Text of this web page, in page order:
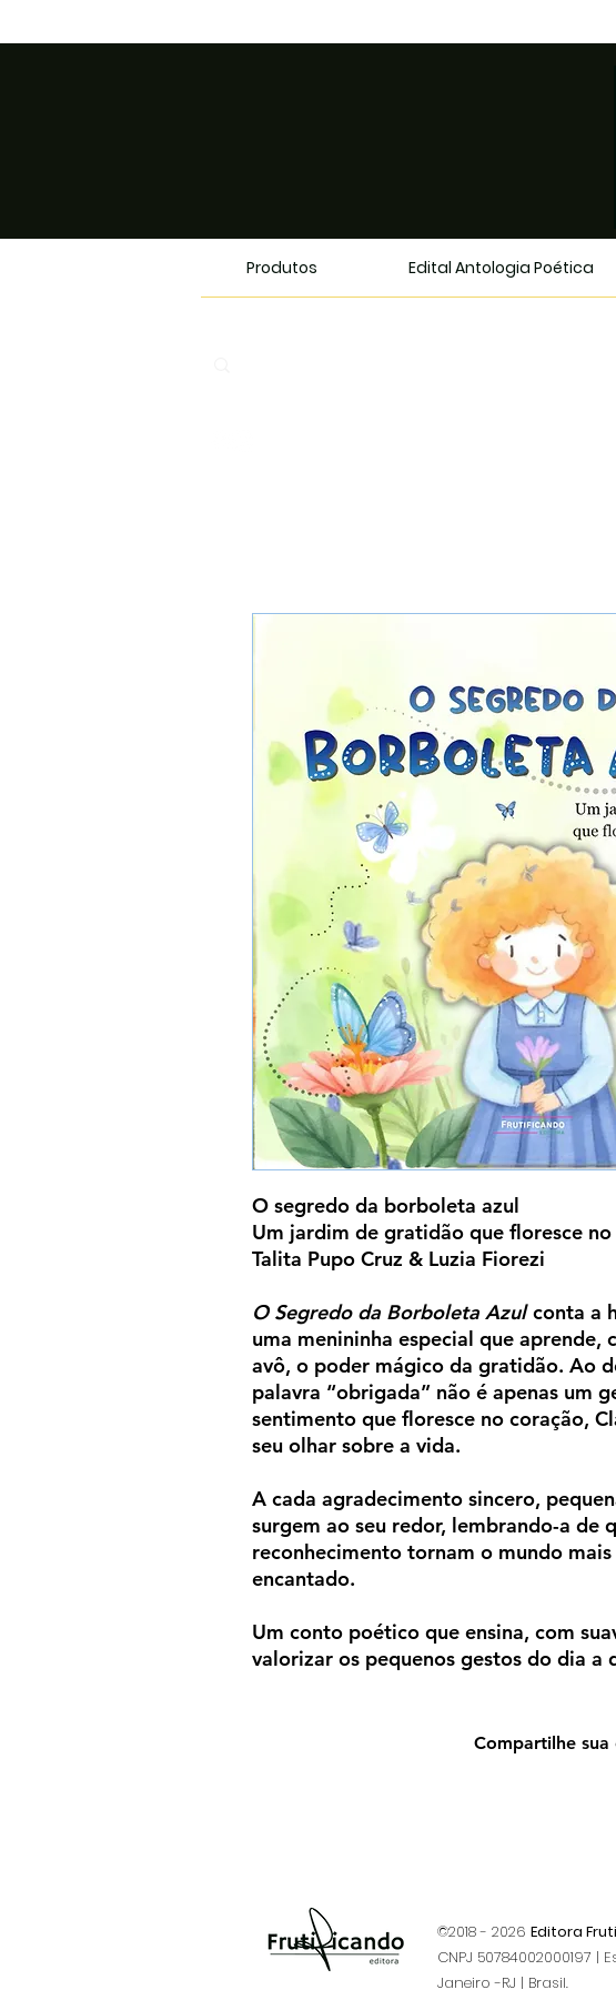
Produtos Edital Antologia Poética
O segredo da borboleta azul
Um jardim de gratidão que floresce
Talita Pupo Cruz & Luzia Fiorezi
O Segredo da Borboleta Azulconta a
uma menininha especial que aprende,
avô, o poder mágico da gratidão. Ao
palavra “obrigada” não é apenas um
sentimento que floresce no coração,
seu olhar sobre a vida.
A cada agradecimento sincero,
surgem ao seu redor, lembrando-a de
reconhecimento tornam o mundo
encantado.
Um conto poético que ensina, com
valorizar os pequenos gestos do dia a
Compartilhe
©2018 - 2026 Editora
CNPJ 50784002000197
Janeiro -RJ | Brasil.